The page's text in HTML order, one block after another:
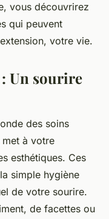
vous découvrirez
qui peuvent
votre vie.
Un sourire
des soins
met à votre
esthétiques. Ces
simple hygiène
de votre sourire.
de facettes ou